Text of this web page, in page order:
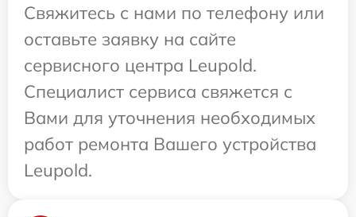
Свяжитесь с нами по телефону или
оставьте заявку на сайте
сервисного центра Leupold.
Специалист сервиса свяжется с
Вами для уточнения необходимых
работ ремонта Вашего устройства
Leupold.